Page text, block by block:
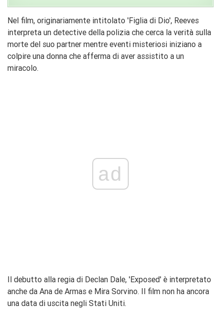
Nel film, originariamente intitolato 'Figlia di Dio', Reeves
interpreta un detective della polizia che cerca la verità sulla
morte del suo partner mentre eventi misteriosi iniziano a
colpire una donna che afferma di aver assistito a un
miracolo.
ad
Il debutto alla regia di Declan Dale, 'Exposed' è interpretato
anche da Ana de Armas e Mira Sorvino. Il film non ha ancora
una data di uscita negli Stati Uniti.